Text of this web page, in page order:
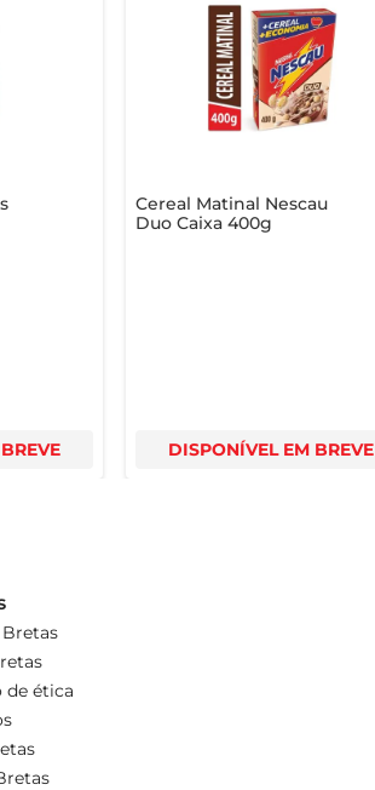
Cereal Matinal Nescau
Duo Caixa 400g
DISPONÍVEL EM BREVE
de ética